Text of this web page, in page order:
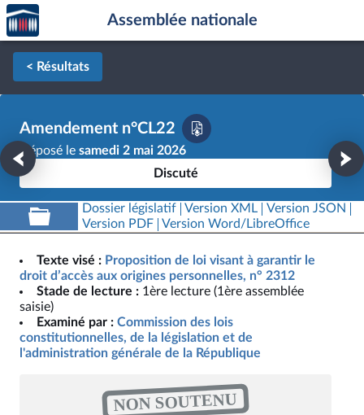
Aller au contenu
Aller en bas de la page
Accèder
à la
page
d'accueil
Assemblée nationale
< Résultats
Amendement n°CL22
Déposé le samedi 2 mai 2026
Discuté
Dossier législatif Version XML
Version JSON
Version PDF
Version Word/LibreOffice
Texte visé : Proposition de loi visant à garantir le
droit d’accès aux origines personnelles, n° 2312
Stade de lecture : 1ère lecture (1ère assemblée
saisie)
Examiné par : Commission des lois
constitutionnelles, de la législation et de
l'administration générale de la République
NON SOUTENU